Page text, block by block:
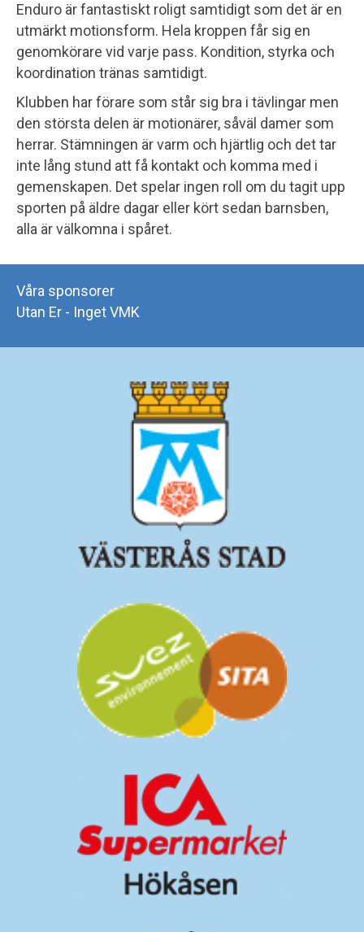
Enduro är fantastiskt roligt samtidigt som det är en
utmärkt motionsform. Hela kroppen får sig en
genomkörare vid varje pass. Kondition, styrka och
koordination tränas samtidigt.
Klubben har förare som står sig bra i tävlingar men
den största delen är motionärer, såväl damer som
herrar. Stämningen är varm och hjärtlig och det tar
inte lång stund att få kontakt och komma med i
gemenskapen. Det spelar ingen roll om du tagit upp
sporten på äldre dagar eller kört sedan barnsben,
alla är välkomna i spåret.
Våra sponsorer
Utan Er - Inget VMK